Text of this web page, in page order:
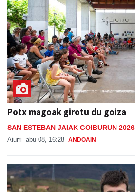
Potx magoak girotu du goiza
SAN ESTEBAN JAIAK GOIBURUN 2026
Aiurri abu 08, 16:28 ANDOAIN